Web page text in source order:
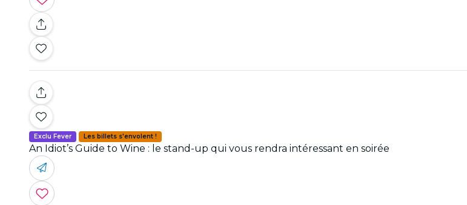
Exclu Fever Les billets s'envolent !
An Idiot’s Guide to Wine : le stand-up qui vous rendra intéressant en soirée